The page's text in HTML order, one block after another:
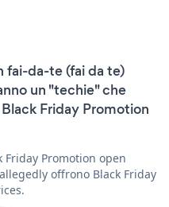
fai-da-te (fai da te)
un "techie" che
Friday Promotion
Promotion open
offrono Black Friday